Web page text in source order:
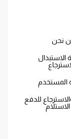
نحن
المستخدم
للدفع